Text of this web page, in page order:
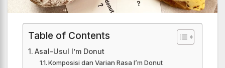
Table of Contents
Asal-Usul I’m Donut
Komposisi dan Varian Rasa I’m Donut